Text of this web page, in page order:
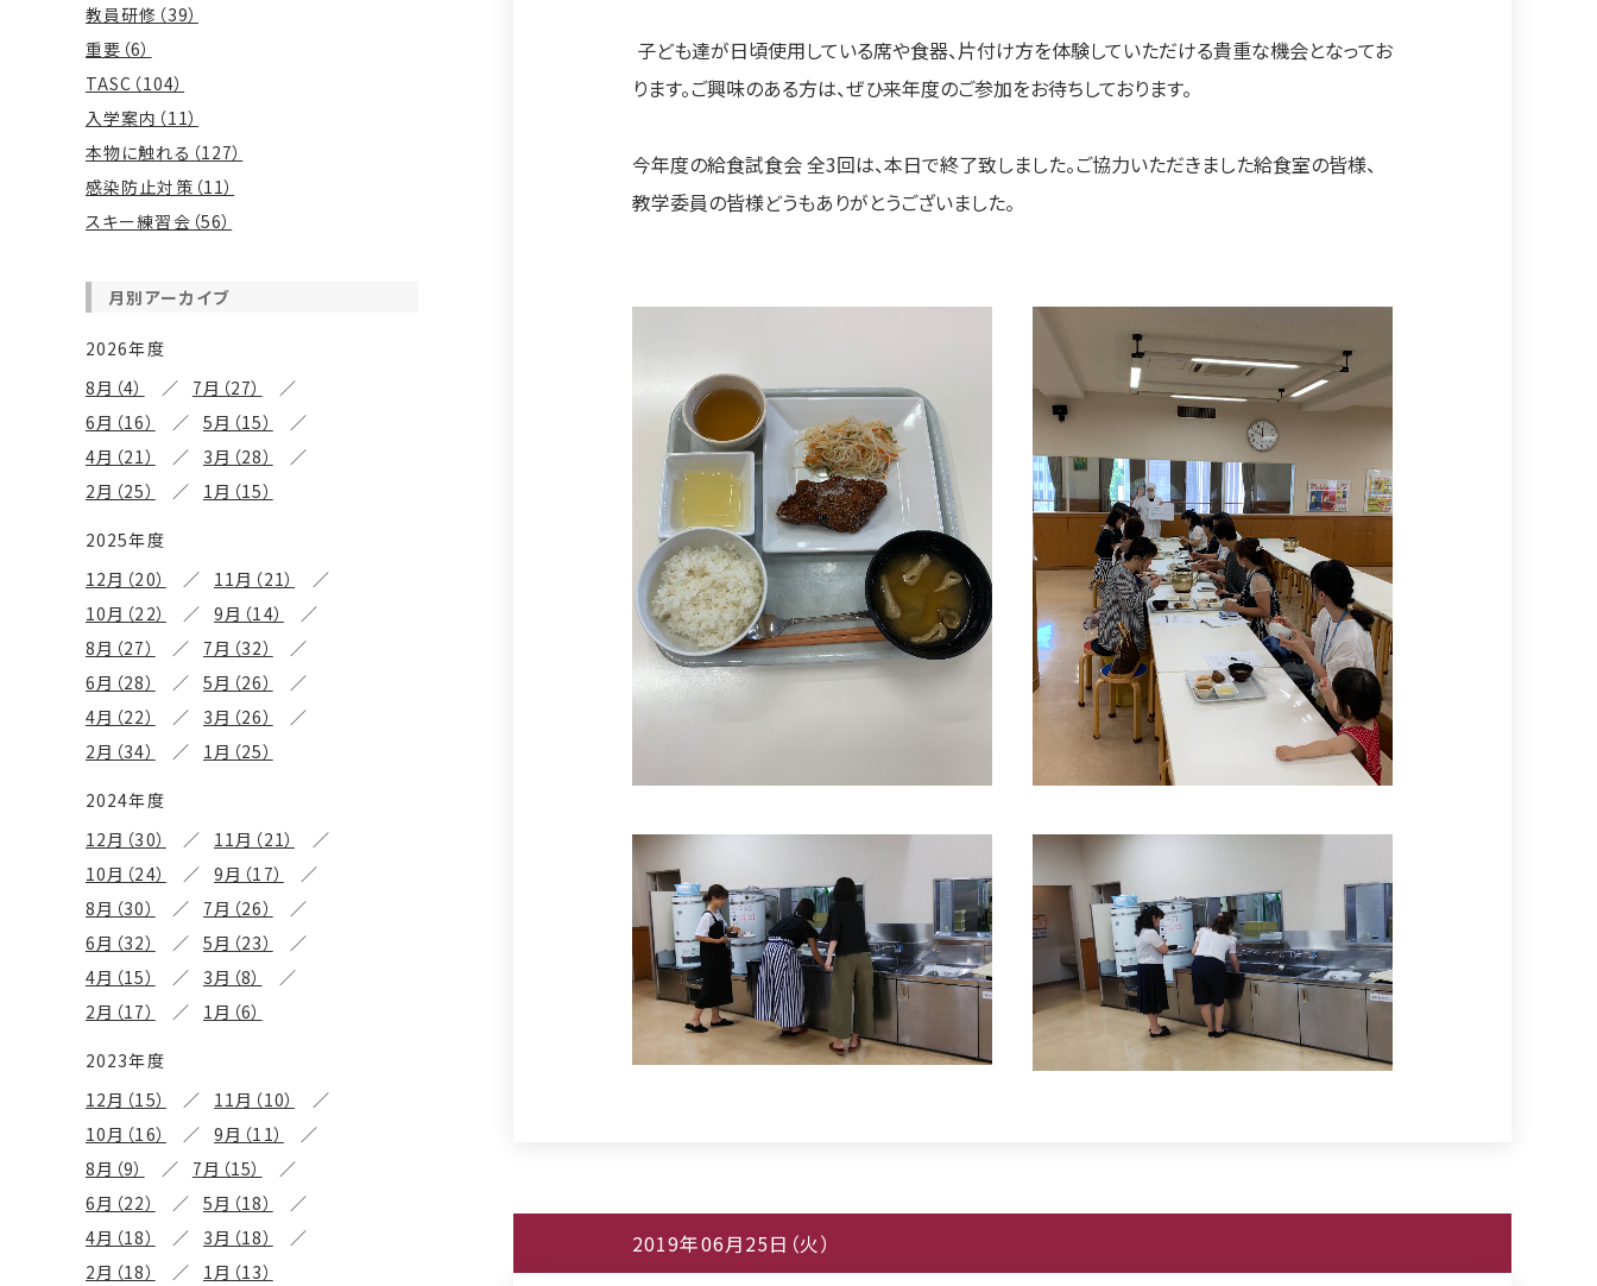
子ども達が日頃使用している席や食器、片付け方を体験していただける貴重な機会となってお
ります。ご興味のある方は、ぜひ来年度のご参加をお待ちしております。
今年度の給食試食会 全3回は、本日で終了致しました。ご協力いただきました給食室の皆様、
教学委員の皆様どうもありがとうございました。
2019年06月25日（火）
教員研修（39）
重要（6）
TASC（104）
入学案内（11）
本物に触れる（127）
感染防止対策（11）
スキー練習会（56）
月別アーカイブ
2026年度
8月（4）
7月（27）
6月（16）
5月（15）
4月（21）
3月（28）
2月（25）
1月（15）
2025年度
12月（20）
11月（21）
10月（22）
9月（14）
8月（27）
7月（32）
6月（28）
5月（26）
4月（22）
3月（26）
2月（34）
1月（25）
2024年度
12月（30）
11月（21）
10月（24）
9月（17）
8月（30）
7月（26）
6月（32）
5月（23）
4月（15）
3月（8）
2月（17）
1月（6）
2023年度
12月（15）
11月（10）
10月（16）
9月（11）
8月（9）
7月（15）
6月（22）
5月（18）
4月（18）
3月（18）
2月（18）
1月（13）